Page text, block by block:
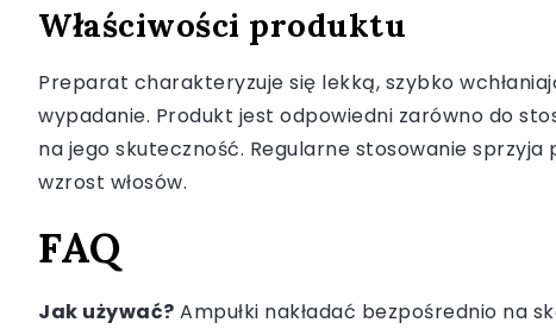
Właściwości produktu
Preparat charakteryzuje się lekką, szybko
wypadanie. Produkt jest odpowiedni zarówno do
na jego skuteczność. Regularne stosowanie
wzrost włosów.
FAQ
Jak używać? Ampułki nakładać bezpośrednio na